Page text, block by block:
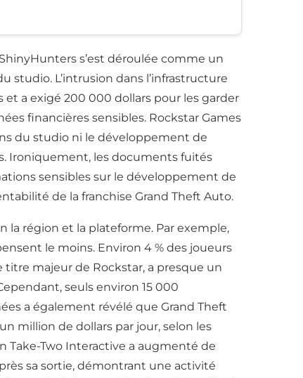
s’est déroulée comme un
studio. L’intrusion dans l’infrastructure
a exigé 200 000 dollars pour les garder
financières sensibles. Rockstar Games
du studio ni le développement de
Ironiquement, les documents fuités
sensibles sur le développement de
de la franchise Grand Theft Auto.
la région et la plateforme. Par exemple,
le moins. Environ 4 % des joueurs
titre majeur de Rockstar, a presque un
seuls environ 15 000
a également révélé que Grand Theft
million de dollars par jour, selon les
Take-Two Interactive a augmenté de
sa sortie, démontrant une activité